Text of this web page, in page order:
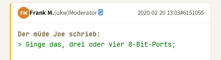
FM Frank M.(ukw)Moderator 2020-02-20 13:03#6151055
Der müde Joe schrieb:
> Ginge das, drei oder vier 8-Bit-Ports;